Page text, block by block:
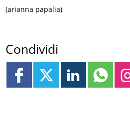
(arianna papalia)
Condividi